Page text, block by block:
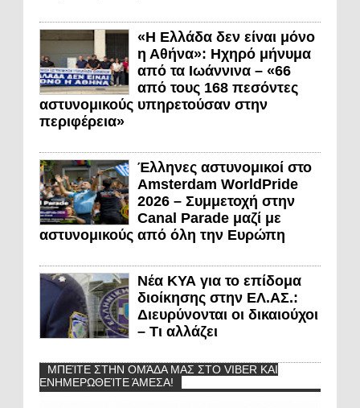
«Η Ελλάδα δεν είναι μόνο
η Αθήνα»: Ηχηρό μήνυμα
από τα Ιωάννινα – «66
από τους 168 πεσόντες
αστυνομικούς υπηρετούσαν στην
περιφέρεια»
Έλληνες αστυνομικοί στο
Amsterdam WorldPride
2026 – Συμμετοχή στην
Canal Parade μαζί με
αστυνομικούς από όλη την Ευρώπη
Νέα ΚΥΑ για το επίδομα
διοίκησης στην ΕΛ.ΑΣ.:
Διευρύνονται οι δικαιούχοι
– Τι αλλάζει
ΜΠΕΊΤΕ ΣΤΗΝ ΟΜΆΔΑ ΜΑΣ ΣΤΟ VIBER ΚΑΙ
ΕΝΗΜΕΡΩΘΕΊΤΕ ΆΜΕΣΑ!